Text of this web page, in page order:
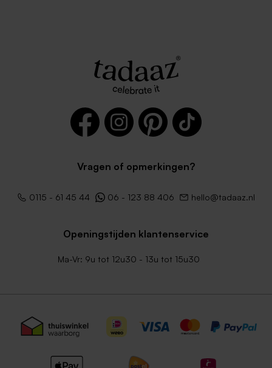
Vragen of opmerkingen?
0115 - 61 45 44 06 - 123 88 406 hello@tadaaz.nl
Openingstijden klantenservice
Ma-Vr: 9u tot 12u30 - 13u tot 15u30